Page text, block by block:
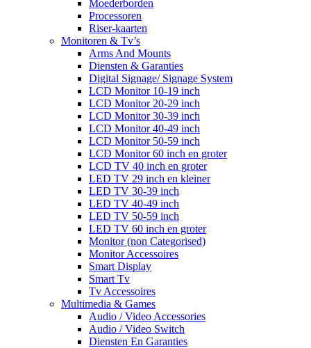
Moederborden
Processoren
Riser-kaarten
Monitoren & Tv’s
Arms And Mounts
Diensten & Garanties
Digital Signage/ Signage System
LCD Monitor 10-19 inch
LCD Monitor 20-29 inch
LCD Monitor 30-39 inch
LCD Monitor 40-49 inch
LCD Monitor 50-59 inch
LCD Monitor 60 inch en groter
LCD TV 40 inch en groter
LED TV 29 inch en kleiner
LED TV 30-39 inch
LED TV 40-49 inch
LED TV 50-59 inch
LED TV 60 inch en groter
Monitor (non Categorised)
Monitor Accessoires
Smart Display
Smart Tv
Tv Accessoires
Multimedia & Games
Audio / Video Accessories
Audio / Video Switch
Diensten En Garanties